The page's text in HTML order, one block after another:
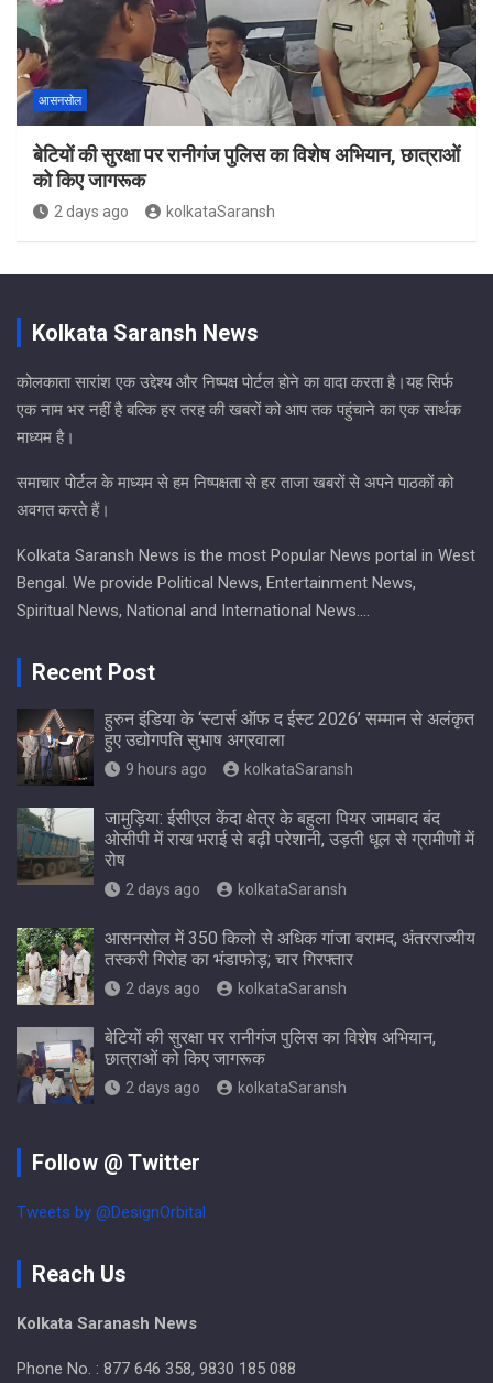
आसनसोल
बेटियों की सुरक्षा पर रानीगंज पुलिस का विशेष अभियान, छात्राओं
को किए जागरूक
2 days ago kolkataSaransh
Kolkata Saransh News
कोलकाता सारांश एक उद्देश्य और निष्पक्ष पोर्टल होने का वादा करता है।यह सिर्फ
एक नाम भर नहीं है बल्कि हर तरह की खबरों को आप तक पहुंचाने का एक सार्थक
माध्यम है।
समाचार पोर्टल के माध्यम से हम निष्पक्षता से हर ताजा खबरों से अपने पाठकों को
अवगत करते हैं।
Kolkata Saransh News is the most Popular News portal in West
Bengal. We provide Political News, Entertainment News,
Spiritual News, National and International News….
Recent Post
हुरुन इंडिया के ‘स्टार्स ऑफ द ईस्ट 2026’ सम्मान से अलंकृत
हुए उद्योगपति सुभाष अग्रवाला
9 hours ago kolkataSaransh
जामुड़िया: ईसीएल केंदा क्षेत्र के बहुला पियर जामबाद बंद
ओसीपी में राख भराई से बढ़ी परेशानी, उड़ती धूल से ग्रामीणों में
रोष
2 days ago kolkataSaransh
आसनसोल में 350 किलो से अधिक गांजा बरामद, अंतरराज्यीय
तस्करी गिरोह का भंडाफोड़; चार गिरफ्तार
2 days ago kolkataSaransh
बेटियों की सुरक्षा पर रानीगंज पुलिस का विशेष अभियान,
छात्राओं को किए जागरूक
2 days ago kolkataSaransh
Follow @ Twitter
Tweets by @DesignOrbital
Reach Us
Kolkata Saranash News
Phone No. : 877 646 358, 9830 185 088